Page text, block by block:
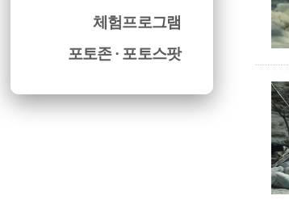
체험프로그램
포토존 · 포토스팟